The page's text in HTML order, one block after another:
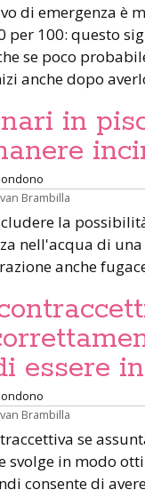
di emergenza è
per 100: questo
se poco
anche dopo
in
Brambilla
la
nell'acqua di
anche
essere
Brambilla
se
svolge in modo
consente di